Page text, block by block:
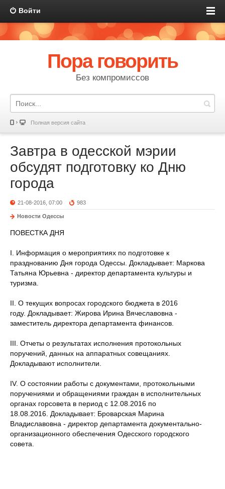
Войти
Пора говорить
Без компромиссов
Полная версия сайта
Завтра в одесской мэрии
обсудят подготовку ко Дню
города
21-08-2016, 07:00 983
Новости Одессы
ПОВЕСТКА ДНЯ
I. Информация о мероприятиях по подготовке к
празднованию Дня города Одессы. Докладывает: Маркова
Татьяна Юрьевна - директор департамента культуры и
туризма.
II. О текущих вопросах городского бюджета в 2016
году. Докладывает: Жирова Ирина Вячеславовна -
заместитель директора департамента финансов.
III. Отчеты о результатах исполнения протокольных
поручений, данных на аппаратных совещаниях.
Докладывают исполнители.
IV. О состоянии работы с документами, протокольными
поручениями и обращениями граждан в исполнительных
органах горсовета в период с 12.08.2016 по
18.08.2016. Докладывает: Броварская Марина
Владиславовна - директор департамента документально-
организационного обеспечения Одесского городского
совета.